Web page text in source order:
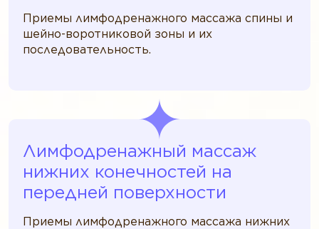
Приемы лимфодренажного массажа спины и
шейно-воротниковой зоны и их
последовательность.
Лимфодренажный массаж
нижних конечностей на
передней поверхности
Приемы лимфодренажного массажа нижних